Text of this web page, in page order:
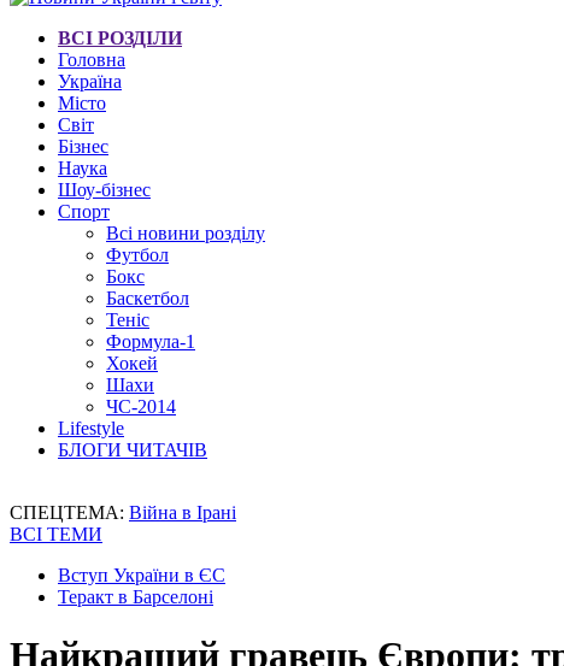
ВСІ РОЗДІЛИ
Головна
Україна
Місто
Світ
Бізнес
Наука
Шоу-бізнес
Спорт
Всі новини розділу
Футбол
Бокс
Баскетбол
Теніс
Формула-1
Хокей
Шахи
ЧС-2014
Lifestyle
БЛОГИ ЧИТАЧІВ
СПЕЦТЕМА: Війна в Ірані
ВСІ ТЕМИ
Вступ України в ЄС
Теракт в Барселоні
Найкращий гравець Європи: